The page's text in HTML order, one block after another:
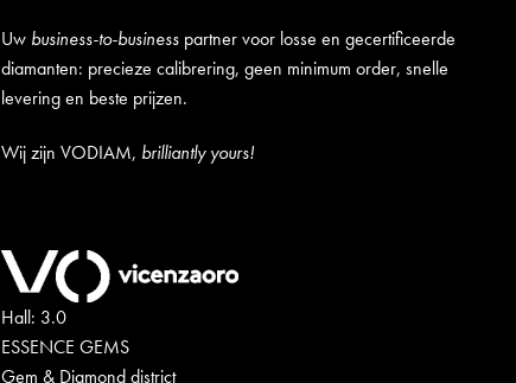
Uw business-to-businesspartner voor losse en gecertificeerde
diamanten: precieze calibrering, geen minimum order, snelle
levering en beste prijzen.
Wij zijn VODIAM, brilliantly yours!
Hall: 3.0
ESSENCE GEMS
Gem & Diamond district